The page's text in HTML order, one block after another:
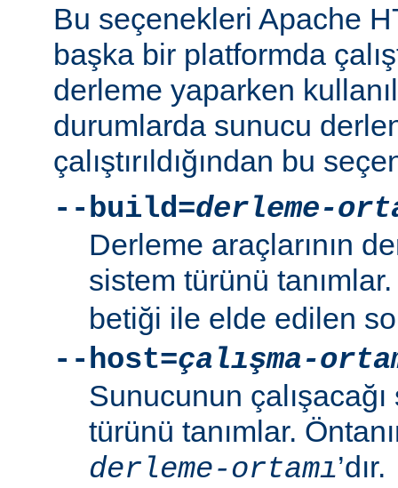
Bu seçenekleri Apache
başka bir platformda
derleme yaparken
durumlarda sunucu
çalıştırıldığından bu
--build=derleme-
Derleme araçlarının
sistem türünü
betiği ile elde edilen
--host=çalışma-
Sunucunun
türünü tanımlar.
derleme-ortamı’dır.